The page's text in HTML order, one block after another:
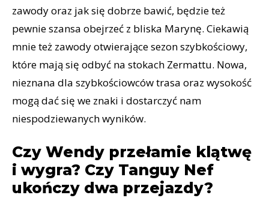
zawody oraz jak się dobrze bawić, będzie też
pewnie szansa obejrzeć z bliska Marynę. Ciekawią
mnie też zawody otwierające sezon szybkościowy,
które mają się odbyć na stokach Zermattu. Nowa,
nieznana dla szybkościowców trasa oraz wysokość
mogą dać się we znaki i dostarczyć nam
niespodziewanych wyników.
Czy Wendy przełamie klątwę
i wygra? Czy Tanguy Nef
ukończy dwa przejazdy?